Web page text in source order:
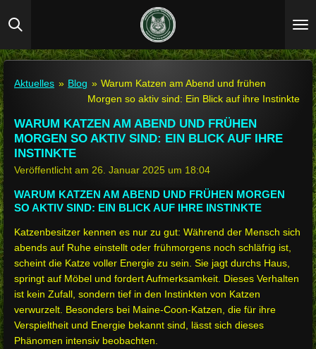
Hauptinhalt
Aktuelles » Blog » Warum Katzen am Abend und frühen
Morgen so aktiv sind: Ein Blick auf ihre Instinkte
WARUM KATZEN AM ABEND UND FRÜHEN
MORGEN SO AKTIV SIND: EIN BLICK AUF IHRE
INSTINKTE
Veröffentlicht am 26. Januar 2025 um 18:04
WARUM KATZEN AM ABEND UND FRÜHEN MORGEN
SO AKTIV SIND: EIN BLICK AUF IHRE INSTINKTE
Katzenbesitzer kennen es nur zu gut: Während der Mensch sich
abends auf Ruhe einstellt oder frühmorgens noch schläfrig ist,
scheint die Katze voller Energie zu sein. Sie jagt durchs Haus,
springt auf Möbel und fordert Aufmerksamkeit. Dieses Verhalten
ist kein Zufall, sondern tief in den Instinkten von Katzen
verwurzelt. Besonders bei Maine-Coon-Katzen, die für ihre
Verspieltheit und Energie bekannt sind, lässt sich dieses
Phänomen intensiv beobachten.